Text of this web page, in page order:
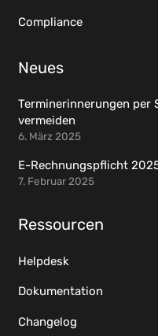
Compliance
Neues
Terminerinnerungen per
vermeiden
6. März 2025
E-Rechnungspflicht
7. Februar 2025
Ressourcen
Helpdesk
Dokumentation
Changelog